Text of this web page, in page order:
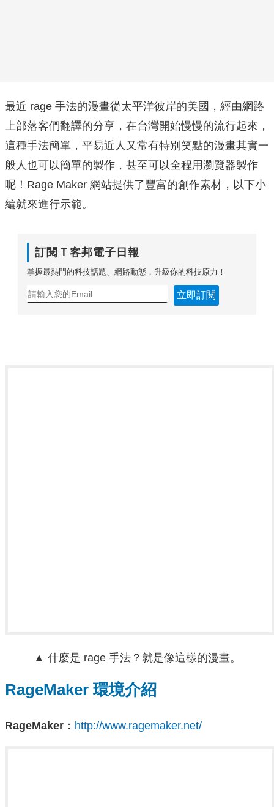
最近 rage 手法的漫畫從太平洋彼岸的美國，經由網路
上部落客們翻譯的分享，在台灣開始慢慢的流行起來，
這種手法簡單，平易近人又常有特別笑點的漫畫其實一
般人也可以簡單的製作，甚至可以全程用瀏覽器製作
呢！Rage Maker 網站提供了豐富的創作素材，以下小
編就來進行示範。
訂閱Ｔ客邦電子日報
掌握最熱門的科技話題、網路動態，升級你的科技原力！
立即訂閱
▲ 什麼是 rage 手法？就是像這樣的漫畫。
RageMaker 環境介紹
RageMaker ： http://www.ragemaker.net/